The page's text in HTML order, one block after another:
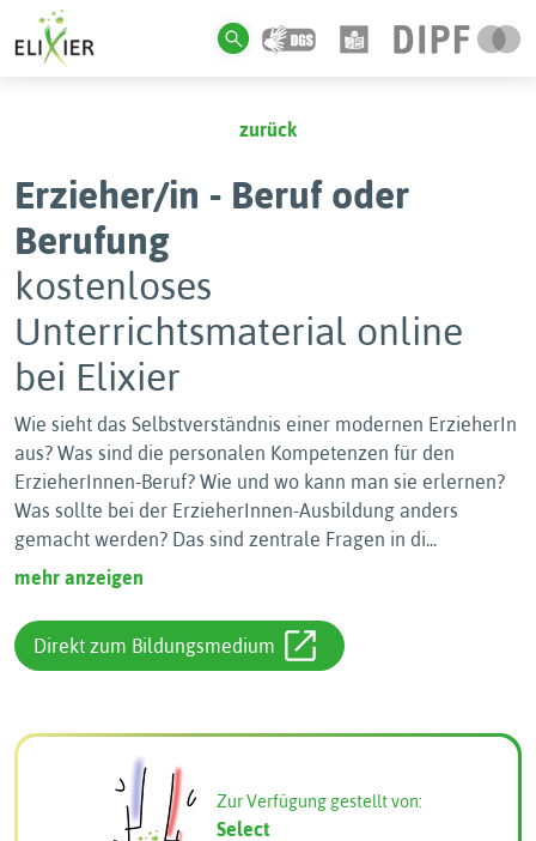
zurück
Erzieher/in - Beruf oder
Berufung
kostenloses
Unterrichtsmaterial online
bei Elixier
Wie sieht das Selbstverständnis einer modernen ErzieherIn
aus? Was sind die personalen Kompetenzen für den
ErzieherInnen-Beruf? Wie und wo kann man sie erlernen?
Was sollte bei der ErzieherInnen-Ausbildung anders
gemacht werden? Das sind zentrale Fragen in di...
mehr anzeigen
Direkt zum Bildungsmedium
Zur Verfügung gestellt von:
Select